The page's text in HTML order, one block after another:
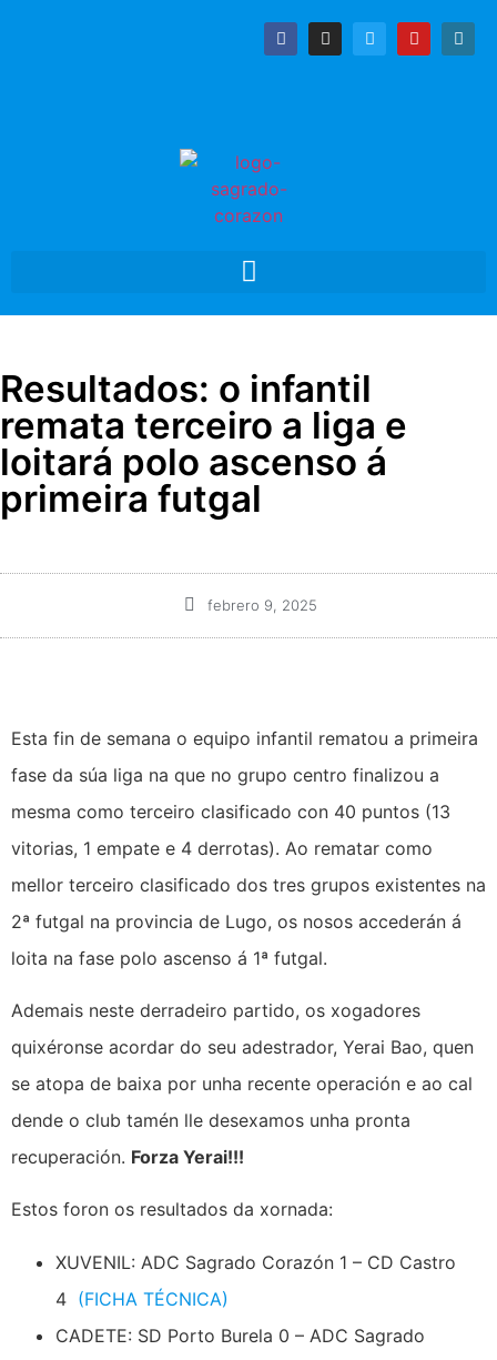
Resultados: o infantil
remata terceiro a liga e
loitará polo ascenso á
primeira futgal
febrero 9, 2025
Esta fin de semana o equipo infantil rematou a primeira
fase da súa liga na que no grupo centro finalizou a
mesma como terceiro clasificado con 40 puntos (13
vitorias, 1 empate e 4 derrotas). Ao rematar como
mellor terceiro clasificado dos tres grupos existentes na
2ª futgal na provincia de Lugo, os nosos accederán á
loita na fase polo ascenso á 1ª futgal.
Ademais neste derradeiro partido, os xogadores
quixéronse acordar do seu adestrador, Yerai Bao, quen
se atopa de baixa por unha recente operación e ao cal
dende o club tamén lle desexamos unha pronta
recuperación. Forza Yerai!!!
Estos foron os resultados da xornada:
XUVENIL: ADC Sagrado Corazón 1 – CD Castro
4 (FICHA TÉCNICA)
CADETE: SD Porto Burela 0 – ADC Sagrado